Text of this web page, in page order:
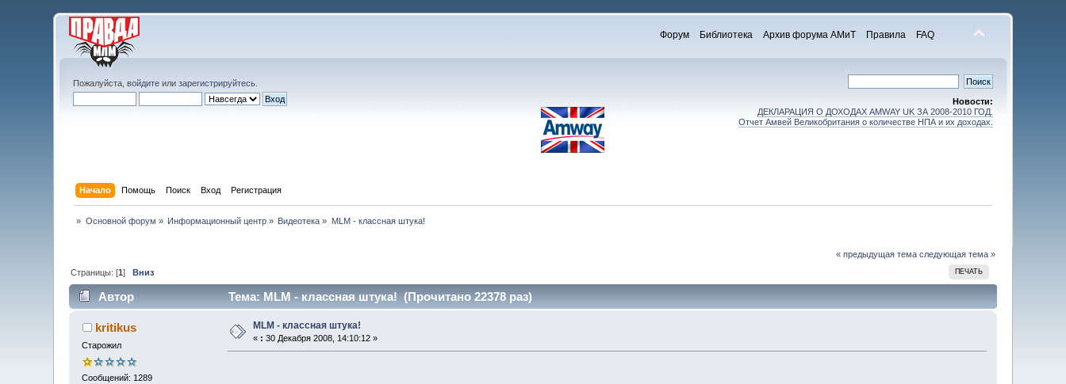
Форум Библиотека Архив форума АМиТ Правила FAQ
Пожалуйста,войдите илизарегистрируйтесь
Новости:
ДЕКЛАРАЦИЯ О ДОХОДАХ AMWAY UK ЗА 2008-2010 ГОД.
Отчет Амвей Великобритания о количестве НПА и их доходах.
Начало Помощь Поиск Вход Регистрация
» Основной форум » Информационный центр » Видеотека » MLM - классная штука!
« предыдущая тема следующая тема »
ПЕЧАТЬ
Страницы: [1]Вниз
Автор Тема: MLM - классная штука! (Прочитано 22378 раз)
kritikus
Старожил
Сообщений: 1289
MLM - классная штука!
« : 30 Декабря 2008, 14:10:12 »